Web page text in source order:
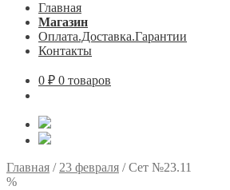
Главная
Магазин
Оплата.Доставка.Гарантии
Контакты
0 ₽ 0 товаров
Главная /23 февраля /Сет №23.11
%